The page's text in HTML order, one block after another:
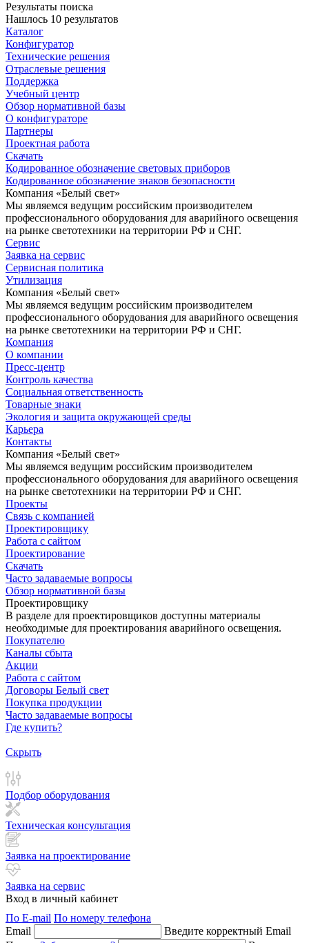
Результаты поиска
Нашлось 10 результатов
Каталог
Конфигуратор
Технические решения
Отраслевые решения
Поддержка
Учебный центр
Обзор нормативной базы
О конфигураторе
Партнеры
Проектная работа
Скачать
Кодированное обозначение световых приборов
Кодированное обозначение знаков безопасности
Компания «Белый свет»
Мы являемся ведущим российским производителем
профессионального оборудования для аварийного освещения
на рынке светотехники на территории РФ и СНГ.
Сервис
Заявка на сервис
Сервисная политика
Утилизация
Компания «Белый свет»
Мы являемся ведущим российским производителем
профессионального оборудования для аварийного освещения
на рынке светотехники на территории РФ и СНГ.
Компания
О компании
Пресс-центр
Контроль качества
Социальная ответственность
Товарные знаки
Экология и защита окружающей среды
Карьера
Контакты
Компания «Белый свет»
Мы являемся ведущим российским производителем
профессионального оборудования для аварийного освещения
на рынке светотехники на территории РФ и СНГ.
Проекты
Связь с компанией
Проектировщику
Работа с сайтом
Проектирование
Скачать
Часто задаваемые вопросы
Обзор нормативной базы
Проектировщику
В разделе для проектировщиков доступны материалы
необходимые для проектирования аварийного освещения.
Покупателю
Каналы сбыта
Акции
Работа с сайтом
Договоры Белый свет
Покупка продукции
Часто задаваемые вопросы
Где купить?
Скрыть
Подбор оборудования
Техническая консультация
Заявка на проектирование
Заявка на сервис
Вход в личный кабинет
По E-mail По номеру телефона
Email
Введите корректный Email